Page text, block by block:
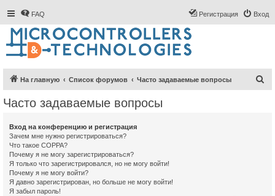
FAQ Вход
Регистрация
На главную Список форумов Часто задаваемые вопросы
Часто задаваемые вопросы
Вход на конференцию и регистрация
Зачем мне нужно регистрироваться?
Что такое COPPA?
Почему я не могу зарегистрироваться?
Я только что зарегистрировался, но не могу войти!
Почему я не могу войти?
Я давно зарегистрирован, но больше не могу войти!
Я забыл пароль!